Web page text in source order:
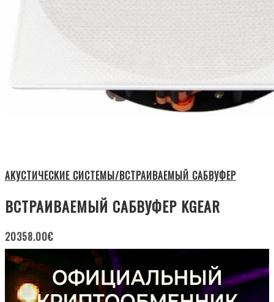
АКУСТИЧЕСКИЕ СИСТЕМЫ/ВСТРАИВАЕМЫЙ САБВУФЕР
ВСТРАИВАЕМЫЙ САБВУФЕР KGEAR
20358.00€